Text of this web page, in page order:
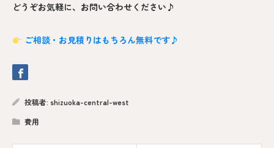
どうぞお気軽に、お問い合わせください♪
ご相談・お見積りはもちろん無料です♪
投稿者: shizuoka-central-west
費用